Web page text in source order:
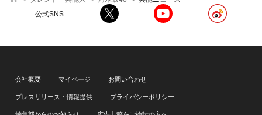
公式SNS
会社概要 マイページ
お問い合わせ
プレスリリース・情報提供
プライバシーポリシー